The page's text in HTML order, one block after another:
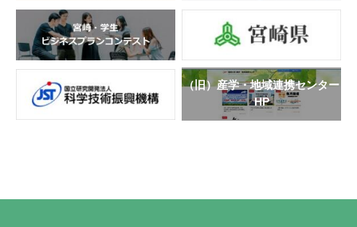
（旧）産学・地域連携センター
HP